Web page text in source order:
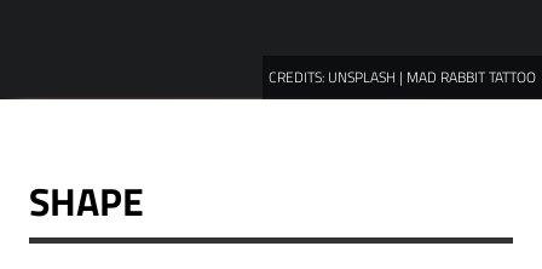
CREDITS: UNSPLASH | MAD RABBIT TATTOO
SHAPE